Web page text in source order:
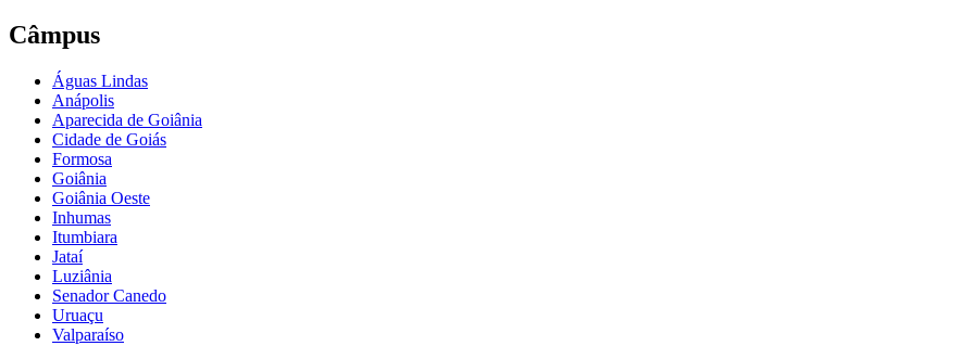
Câmpus
Águas Lindas
Anápolis
Aparecida de Goiânia
Cidade de Goiás
Formosa
Goiânia
Goiânia Oeste
Inhumas
Itumbiara
Jataí
Luziânia
Senador Canedo
Uruaçu
Valparaíso